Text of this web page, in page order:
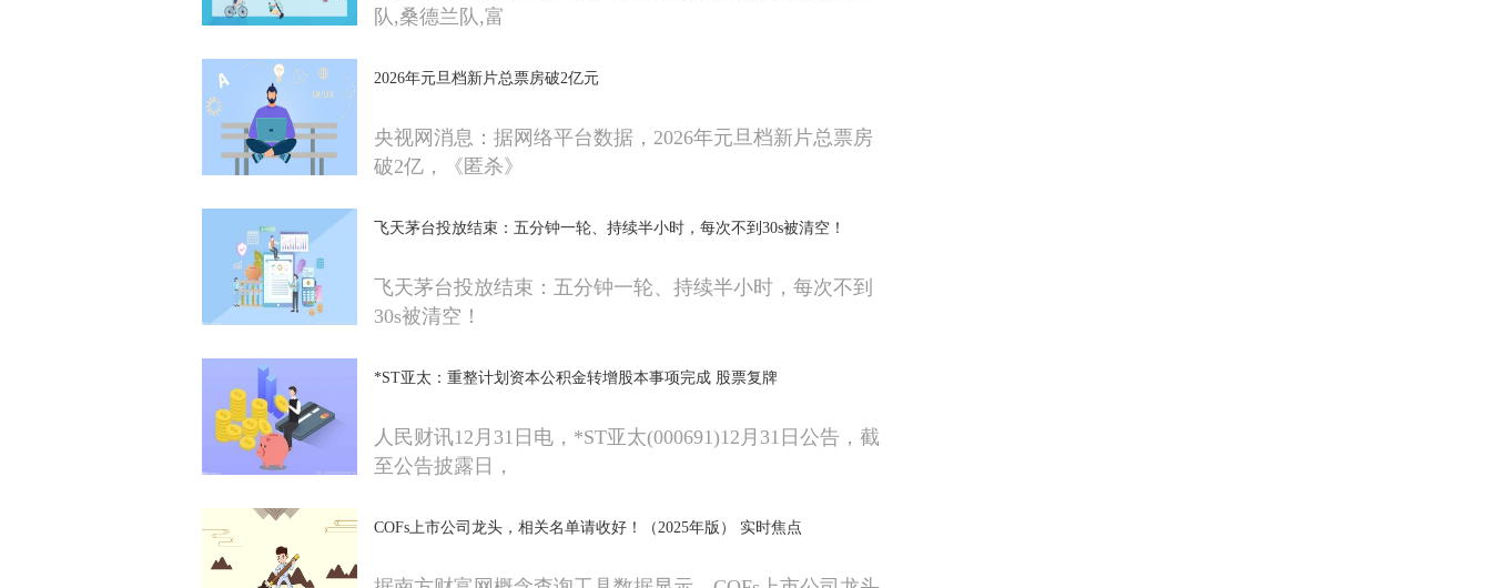
队,桑德兰队,富
2026年元旦档新片总票房破2亿元
央视网消息：据网络平台数据，2026年元旦档新片总票房
破2亿，《匿杀》
飞天茅台投放结束：五分钟一轮、持续半小时，每次不到30s被清空！
飞天茅台投放结束：五分钟一轮、持续半小时，每次不到
30s被清空！
*ST亚太：重整计划资本公积金转增股本事项完成 股票复牌
人民财讯12月31日电，*ST亚太(000691)12月31日公告，截
至公告披露日，
COFs上市公司龙头，相关名单请收好！（2025年版） 实时焦点